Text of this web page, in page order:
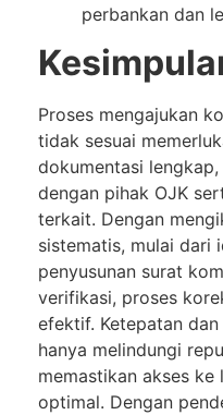
perbankan dan
Proses mengajukan
tidak sesuai
dokumentasi
dengan pihak OJK
terkait. Dengan
sistematis, mulai dari
penyusunan surat
verifikasi, proses
efektif. Ketepatan
hanya melindungi
memastikan akses ke
optimal. Dengan